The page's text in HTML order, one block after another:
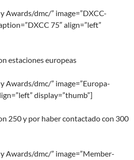
Awards/dmc/” image=”DXCC-
75″ align=”left”
estaciones europeas
Awards/dmc/” image=”Europa-
display=”thumb”]
250 y por haber contactado con 300
Awards/dmc/” image=”Member-